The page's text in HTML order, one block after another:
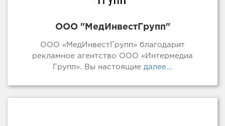
ООО "МедИнвестГрупп"
ООО «МедИнвестГрупп» благодарит
рекламное агентство ООО «Интермедиа
Групп». Вы настоящие далее...